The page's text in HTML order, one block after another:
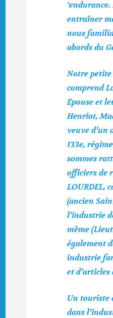
entraîner
nous
abords du
Notre
comprend
Epouse et
Henriot,
veuve d’un
133e,
sommes
officiers de
LOURDEL,
(ancien
l’industrie
même
également
industrie
et d’articles
Un touriste
dans